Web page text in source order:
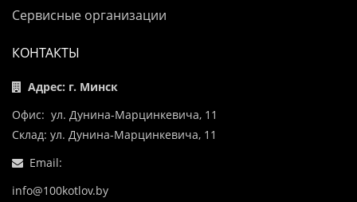
Сервисные организации
КОНТАКТЫ
Адрес: г. Минск
Офис: ул. Дунина-Марцинкевича, 11
Склад: ул. Дунина-Марцинкевича, 11
Email:
info@100kotlov.by